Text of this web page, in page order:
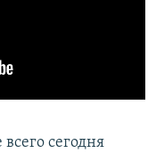
сегодня